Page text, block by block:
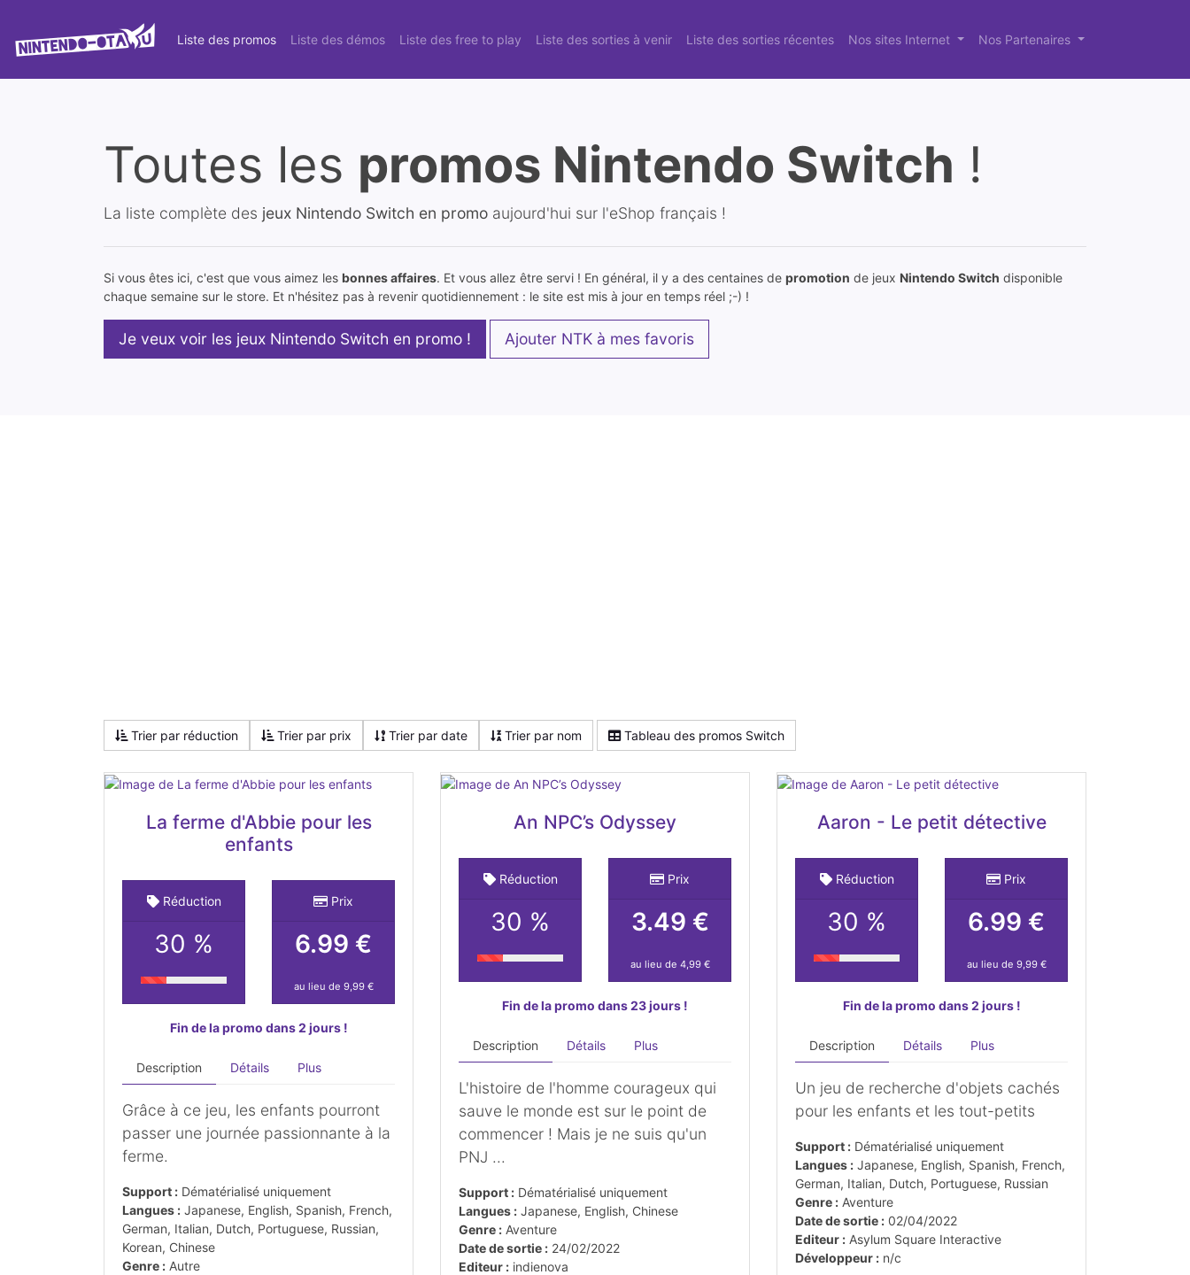
Liste des promos Liste des démos Liste des free to play Liste des sorties à venir Liste des sorties récentes Nos sites Internet Nos Partenaires
Toutes les promos Nintendo Switch !
La liste complète des jeux Nintendo Switch en promo aujourd'hui sur l'eShop français !
Si vous êtes ici, c'est que vous aimez les bonnes affaires. Et vous allez être servi ! En général, il y a des centaines de promotion de jeux Nintendo Switch disponible
chaque semaine sur le store. Et n'hésitez pas à revenir quotidiennement : le site est mis à jour en temps réel ;-) !
Je veux voir les jeux Nintendo Switch en promo ! Ajouter NTK à mes favoris
Trier par réduction Trier par prix Trier par date Trier par nom Tableau des promos Switch
La ferme d'Abbie pour les
enfants
Réduction
30 %
Prix
6.99 €
au lieu de 9,99 €
Fin de la promo dans 2 jours !
Description Détails Plus
Grâce à ce jeu, les enfants pourront
passer une journée passionnante à la
ferme.
Support : Dématérialisé uniquement
Langues : Japanese, English, Spanish, French,
German, Italian, Dutch, Portuguese, Russian,
Korean, Chinese
Genre : Autre
An NPC’s Odyssey
Réduction
30 %
Prix
3.49 €
au lieu de 4,99 €
Fin de la promo dans 23 jours !
Description Détails Plus
L'histoire de l'homme courageux qui
sauve le monde est sur le point de
commencer ! Mais je ne suis qu'un
PNJ ...
Support : Dématérialisé uniquement
Langues : Japanese, English, Chinese
Genre : Aventure
Date de sortie : 24/02/2022
Editeur : indienova
Aaron - Le petit détective
Réduction
30 %
Prix
6.99 €
au lieu de 9,99 €
Fin de la promo dans 2 jours !
Description Détails Plus
Un jeu de recherche d'objets cachés
pour les enfants et les tout-petits
Support : Dématérialisé uniquement
Langues : Japanese, English, Spanish, French,
German, Italian, Dutch, Portuguese, Russian
Genre : Aventure
Date de sortie : 02/04/2022
Editeur : Asylum Square Interactive
Développeur : n/c